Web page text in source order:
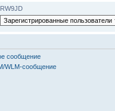
RW9JD
сообщение
WLM-сообщение